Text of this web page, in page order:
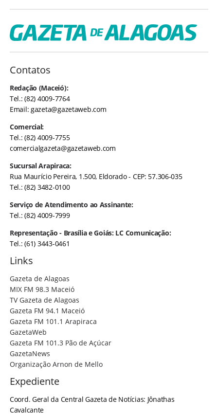
Contatos
Redação (Maceió):
Tel.: (82) 4009-7764
Email:gazeta@gazetaweb.com
Comercial:
Tel.: (82) 4009-7755
comercialgazeta@gazetaweb.com
Sucursal Arapiraca:
Rua Maurício Pereira, 1.500, Eldorado - CEP: 57.306-035
Tel.: (82) 3482-0100
Serviço de Atendimento ao Assinante:
Tel.: (82) 4009-7999
Representação - Brasília e Goiás: LC Comunicação:
Tel.: (61) 3443-0461
Links
Gazeta de Alagoas
MIX FM 98.3 Maceió
TV Gazeta de Alagoas
Gazeta FM 94.1 Maceió
Gazeta FM 101.1 Arapiraca
GazetaWeb
Gazeta FM 101.3 Pão de Açúcar
GazetaNews
Organização Arnon de Mello
Expediente
Coord. Geral da Central Gazeta de Notícias: Jônathas
Cavalcante